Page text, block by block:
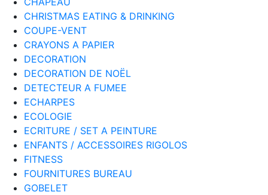
CHRISTMAS EATING & DRINKING
COUPE-VENT
CRAYONS A PAPIER
DECORATION
DECORATION DE NOËL
DETECTEUR A FUMEE
ECHARPES
ECOLOGIE
ECRITURE / SET A PEINTURE
ENFANTS / ACCESSOIRES RIGOLOS
FITNESS
FOURNITURES BUREAU
GOBELET